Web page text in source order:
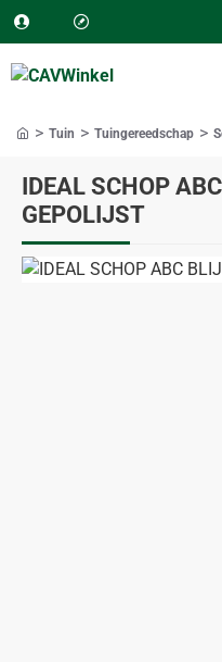
IDEAL SCHOP
GEPOLIJST
Tuin Tuingereedschap